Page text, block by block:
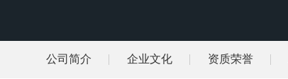
公司简介 企业文化 资质荣誉